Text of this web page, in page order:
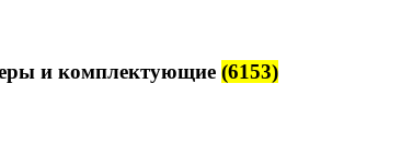
и комплектующие (6153)